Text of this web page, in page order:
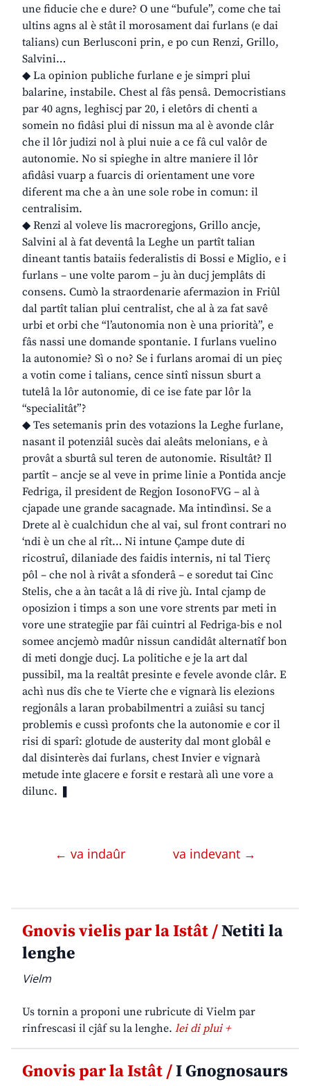
une fiducie che e dure? O une “bufule”, come che tai
ultins agns al è stât il morosament dai furlans (e dai
talians) cun Berlusconi prin, e po cun Renzi, Grillo,
Salvini…
◆ La opinion publiche furlane e je simpri plui
balarine, instabile. Chest al fâs pensâ. Democristians
par 40 agns, leghiscj par 20, i eletôrs di chenti a
somein no fidâsi plui di nissun ma al è avonde clâr
che il lôr judizi nol à plui nuie a ce fâ cul valôr de
autonomie. No si spieghe in altre maniere il lôr
afidâsi vuarp a fuarcis di orientament une vore
diferent ma che a àn une sole robe in comun: il
centralisim.
◆ Renzi al voleve lis macroregjons, Grillo ancje,
Salvini al à fat deventâ la Leghe un partît talian
dineant tantis bataiis federalistis di Bossi e Miglio, e i
furlans – une volte parom – ju àn ducj jemplâts di
consens. Cumò la straordenarie afermazion in Friûl
dal partît talian plui centralist, che al à za fat savê
urbi et orbi che “l’autonomia non è una priorità”, e
fâs nassi une domande spontanie. I furlans vuelino
la autonomie? Sì o no? Se i furlans aromai di un pieç
a votin come i talians, cence sintî nissun sburt a
tutelâ la lôr autonomie, di ce ise fate par lôr la
“specialitât”?
◆ Tes setemanis prin des votazions la Leghe furlane,
nasant il potenziâl sucès dai aleâts melonians, e à
provât a sburtâ sul teren de autonomie. Risultât? Il
partît – ancje se al veve in prime linie a Pontida ancje
Fedriga, il president de Regjon IosonoFVG – al à
cjapade une grande sacagnade. Ma intindìnsi. Se a
Drete al è cualchidun che al vai, sul front contrari no
‘ndi è un che al rît… Ni intune Çampe dute di
ricostruî, dilaniade des faidis internis, ni tal Tierç
pôl – che nol à rivât a sfonderâ – e soredut tai Cinc
Stelis, che a àn tacât a lâ di rive jù. Intal cjamp de
oposizion i timps a son une vore strents par meti in
vore une strategjie par fâi cuintri al Fedriga-bis e nol
somee ancjemò madûr nissun candidât alternatîf bon
di meti dongje ducj. La politiche e je la art dal
pussibil, ma la realtât presinte e fevele avonde clâr. E
achì nus dîs che te Vierte che e vignarà lis elezions
regjonâls a laran probabilmentri a zuiâsi su tancj
problemis e cussì profonts che la autonomie e cor il
risi di sparî: glotude de austerity dal mont globâl e
dal disinterès dai furlans, chest Invier e vignarà
metude inte glacere e forsit e restarà alì une vore a
dilunc. ❚
← va indaûr va indevant →
Gnovis vielis par la Istât /Netiti la
lenghe
Vielm
Us tornin a proponi une rubricute di Vielm par
rinfrescasi il cjâf su la lenghe. lei di plui +
Gnovis par la Istât /I Gnognosaurs